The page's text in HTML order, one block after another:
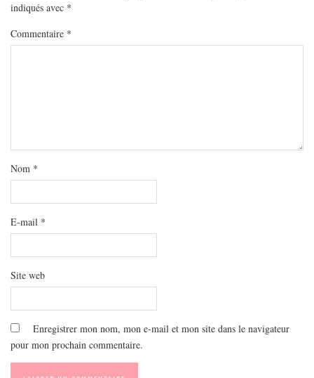
indiqués avec *
Commentaire *
Nom *
E-mail *
Site web
Enregistrer mon nom, mon e-mail et mon site dans le navigateur
pour mon prochain commentaire.